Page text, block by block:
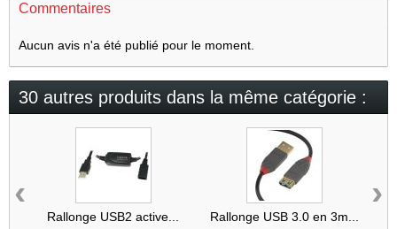
Commentaires
Aucun avis n'a été publié pour le moment.
30 autres produits dans la même catégorie :
Rallonge USB2 active... Rallonge USB 3.0 en 3m...
‹ ›